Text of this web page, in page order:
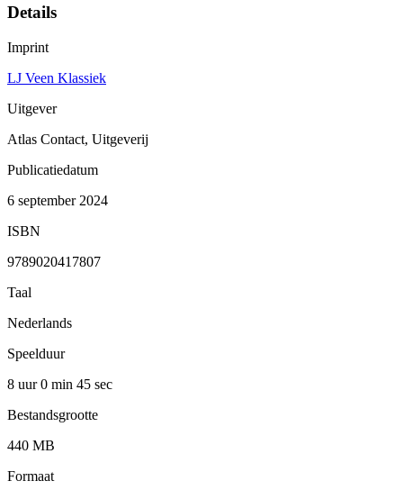
Details
Imprint
LJ Veen Klassiek
Uitgever
Atlas Contact, Uitgeverij
Publicatiedatum
6 september 2024
ISBN
9789020417807
Taal
Nederlands
Speelduur
8 uur 0 min 45 sec
Bestandsgrootte
440 MB
Formaat